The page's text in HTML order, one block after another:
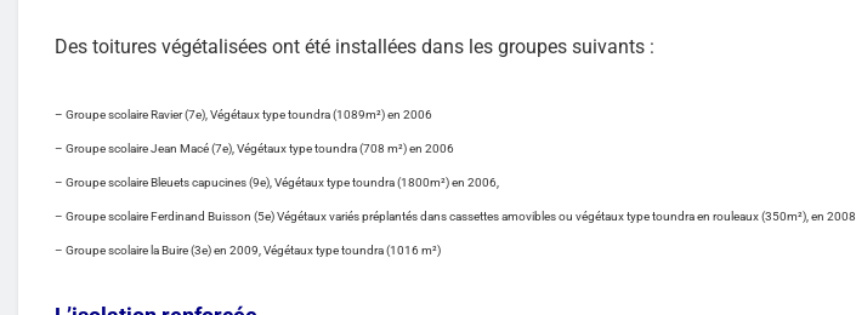
Des toitures végétalisées ont été installées dans les groupes suivants :
– Groupe scolaire Ravier (7e), Végétaux type toundra (1089m²) en 2006
– Groupe scolaire Jean Macé (7e), Végétaux type toundra (708 m²) en 2006
– Groupe scolaire Bleuets capucines (9e), Végétaux type toundra (1800m²) en 2006,
– Groupe scolaire Ferdinand Buisson (5e) Végétaux variés préplantés dans cassettes amovibles ou végétaux type toundra en rouleaux (350m²), en 2008
– Groupe scolaire la Buire (3e) en 2009, Végétaux type toundra (1016 m²)